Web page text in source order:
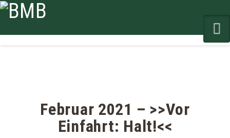
Februar 2021 – >>Vor
Einfahrt: Halt!<<